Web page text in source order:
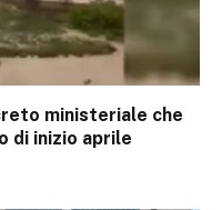
ministeriale che
di inizio aprile